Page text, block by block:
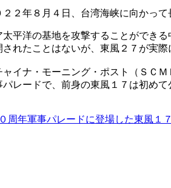
２年８月４日、台湾海峡に向かっ
平洋の基地を攻撃することができ
れたことはないが、東風２７が実
ャイナ・モーニング・ポスト（ＳＣ
レードで、前身の東風１７は初め
周年軍事パレードに登場した東風１